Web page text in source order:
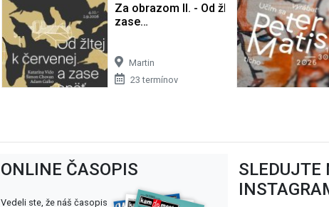
Za obrazom II. - Od žltej k červenej a
zase…
Martin
23 termínov
ONLINE ČASOPIS
Vedeli ste, že náš časopis
SLEDUJTE